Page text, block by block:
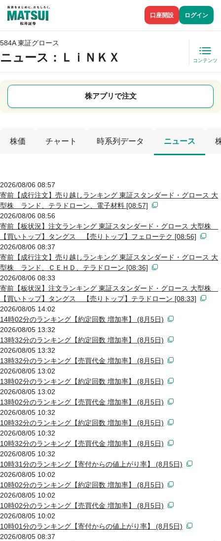
口座開設 ログイン
584A 東証グロース
ニュース ：ＬｉＮＫＸ コンテンツ
株アプリで注文
株価 チャート 時系列データ ニュース
2026/08/06 08:57
寄前【成行注文】売り越しランキング 東証スタンダード・グロース 大
型株 ランド、テラドローン、電子材料 [08:57]
2026/08/06 08:56
寄前【板状況】注文ランキング 東証スタンダード・グロース 大型株
【買いトップ】タングス 【売りトップ】フェローテク [08:56]
2026/08/06 08:37
寄前【成行注文】売り越しランキング 東証スタンダード・グロース 大
型株 ランド、ＣＥＨＤ、テラドローン [08:36]
2026/08/06 08:33
寄前【板状況】注文ランキング 東証スタンダード・グロース 大型株
【買いトップ】タングス 【売りトップ】テラドローン [08:33]
2026/08/05 14:02
14時02分のランキング【約定回数 増加率】 (8月5日)
2026/08/05 13:32
13時32分のランキング【約定回数 増加率】 (8月5日)
2026/08/05 13:32
13時32分のランキング【売買代金 増加率】 (8月5日)
2026/08/05 13:02
13時02分のランキング【約定回数 増加率】 (8月5日)
2026/08/05 13:02
13時02分のランキング【売買代金 増加率】 (8月5日)
2026/08/05 10:32
10時32分のランキング【約定回数 増加率】 (8月5日)
2026/08/05 10:32
10時32分のランキング【売買代金 増加率】 (8月5日)
2026/08/05 10:32
10時31分のランキング【寄付からの値上がり率】 (8月5日)
2026/08/05 10:02
10時02分のランキング【約定回数 増加率】 (8月5日)
2026/08/05 10:02
10時02分のランキング【売買代金 増加率】 (8月5日)
2026/08/05 10:02
10時01分のランキング【寄付からの値上がり率】 (8月5日)
2026/08/05 08:37